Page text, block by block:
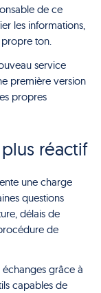
de ce
les informations,
ton.
service
première version
propres
réactif
une charge
questions
délais de
de
échanges grâce à
capables de